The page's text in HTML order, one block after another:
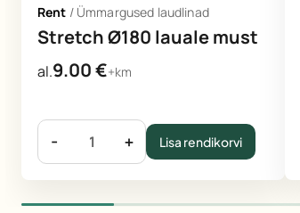
Rent / Ümmargused laudlinad
Stretch Ø180 lauale must
al.9.00€+km
- + Lisa rendikorvi